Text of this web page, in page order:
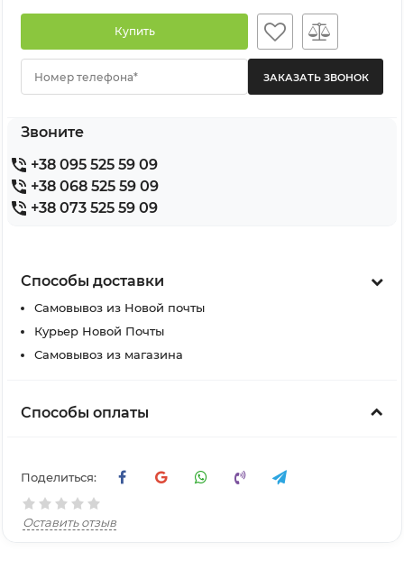
Купить
Номер телефона*
Звоните
+38 095 525 59 09
+38 068 525 59 09
+38 073 525 59 09
Способы доставки
Самовывоз из Новой почты
Курьер Новой Почты
Самовывоз из магазина
Способы оплаты
Поделиться:
Оставить отзыв